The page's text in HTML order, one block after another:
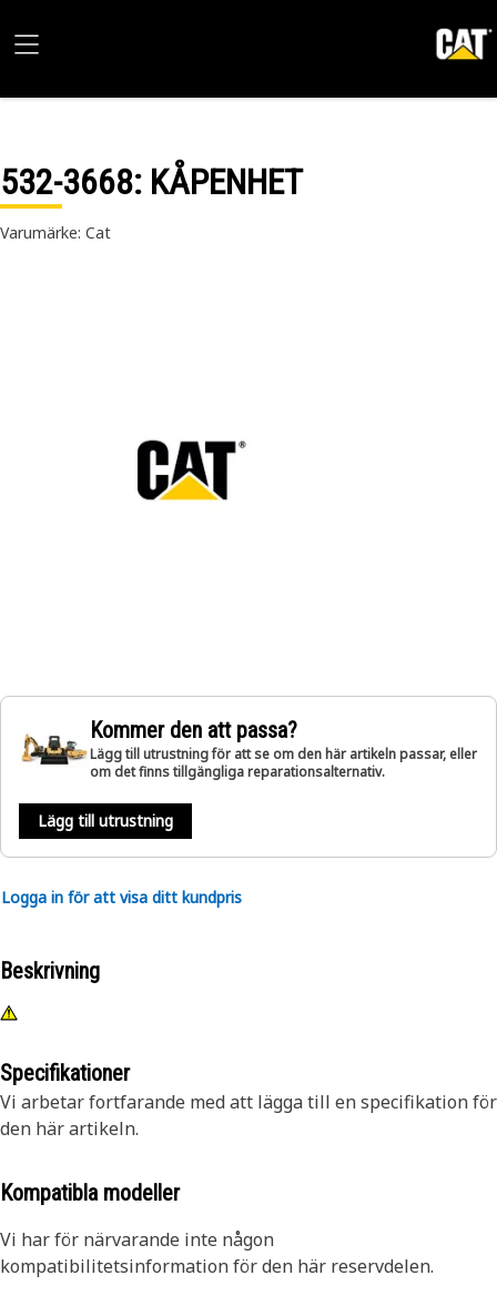
532-3668: KÅPENHET
Varumärke: Cat
Kommer den att passa?
Lägg till utrustning för att se om den här artikeln passar, eller
om det finns tillgängliga reparationsalternativ.
Lägg till utrustning
Logga in för att visa ditt kundpris
Beskrivning
Specifikationer
Vi arbetar fortfarande med att lägga till en specifikation för
den här artikeln.
Kompatibla modeller
Vi har för närvarande inte någon
kompatibilitetsinformation för den här reservdelen.